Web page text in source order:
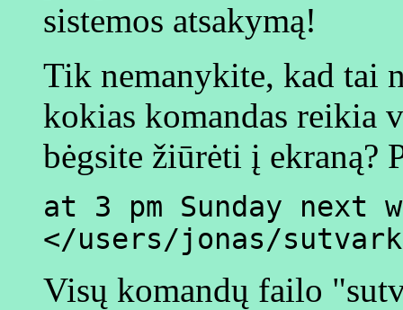
sistemos atsakymą!
Tik nemanykite, kad tai
kokias komandas reikia
bėgsite žiūrėti į ekraną?
at 3 pm Sunday next
</users/jonas/
Visų komandų failo